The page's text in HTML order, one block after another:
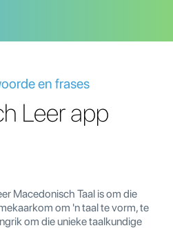
en frases
Leer app
Macedonisch Taal is om die
om 'n taal te vorm, te
om die unieke taalkundige